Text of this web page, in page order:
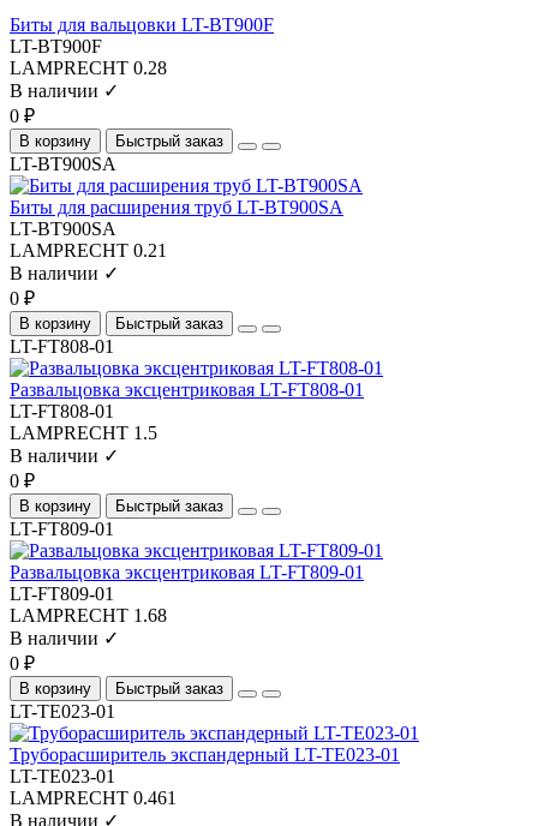
Биты для вальцовки LT-BT900F
LT-BT900F
LAMPRECHT 0.28
В наличии ✓
0 ₽
В корзину Быстрый заказ
LT-BT900SA
Биты для расширения труб LT-BT900SA
LT-BT900SA
LAMPRECHT 0.21
В наличии ✓
0 ₽
В корзину Быстрый заказ
LT-FT808-01
Развальцовка эксцентриковая LT-FT808-01
LT-FT808-01
LAMPRECHT 1.5
В наличии ✓
0 ₽
В корзину Быстрый заказ
LT-FT809-01
Развальцовка эксцентриковая LT-FT809-01
LT-FT809-01
LAMPRECHT 1.68
В наличии ✓
0 ₽
В корзину Быстрый заказ
LT-TE023-01
Труборасширитель экспандерный LT-TE023-01
LT-TE023-01
LAMPRECHT 0.461
В наличии ✓